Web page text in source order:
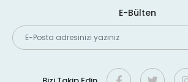
E-Bülten